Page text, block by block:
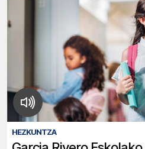
HEZKUNTZA